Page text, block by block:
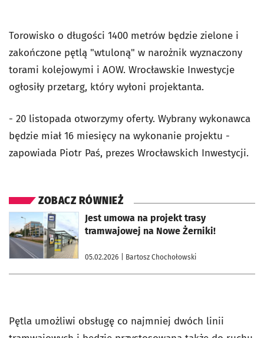
Torowisko o długości 1400 metrów będzie zielone i
zakończone pętlą "wtuloną" w narożnik wyznaczony
torami kolejowymi i AOW. Wrocławskie Inwestycje
ogłosiły przetarg, który wyłoni projektanta.
- 20 listopada otworzymy oferty. Wybrany wykonawca
będzie miał 16 miesięcy na wykonanie projektu -
zapowiada Piotr Paś, prezes Wrocławskich Inwestycji.
ZOBACZ RÓWNIEŻ
Jest umowa na projekt trasy
tramwajowej na Nowe Żerniki!
05.02.2026 | Bartosz Chochołowski
otworzy się w nowej karcie
Pętla umożliwi obsługę co najmniej dwóch linii